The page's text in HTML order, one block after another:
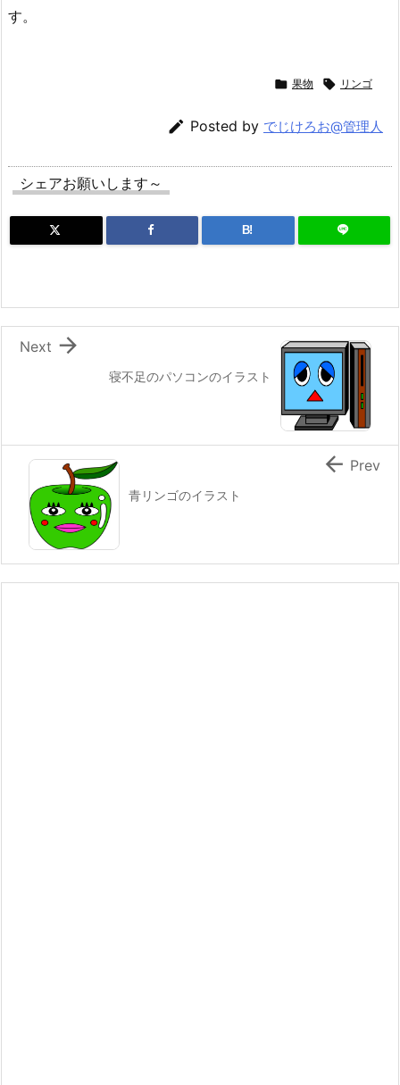
す。
 果物  リンゴ
 Posted by でじけろお@管理人
シェアお願いします～
B!
寝不足のパソコンのイラスト

Next
青リンゴのイラスト
 Prev